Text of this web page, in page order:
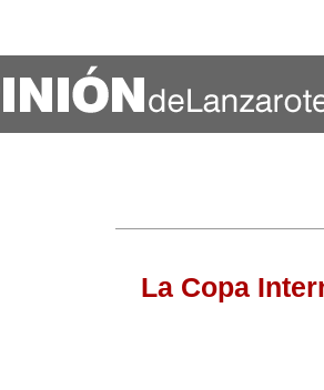
La Copa